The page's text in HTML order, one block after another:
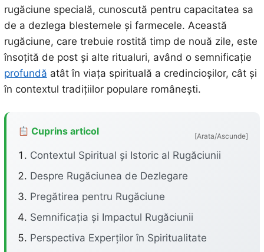
rugăciune specială, cunoscută pentru capacitatea sa
de a dezlega blestemele și farmecele. Această
rugăciune, care trebuie rostită timp de nouă zile, este
însoțită de post și alte ritualuri, având o semnificație
profundă atât în viața spirituală a credincioșilor, cât și
în contextul tradițiilor populare românești.
Cuprins articol [Arata/Ascunde]
Contextul Spiritual și Istoric al Rugăciunii
Despre Rugăciunea de Dezlegare
Pregătirea pentru Rugăciune
Semnificația și Impactul Rugăciunii
Perspectiva Experților în Spiritualitate